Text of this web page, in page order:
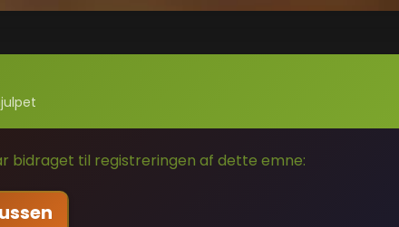
bidraget til registreringen af dette emne: